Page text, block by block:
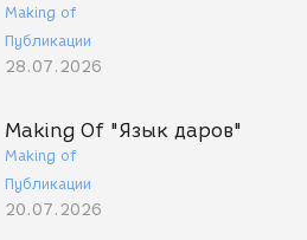
Making of
Публикации
28.07.2026
Making Of "Язык даров"
Making of
Публикации
20.07.2026